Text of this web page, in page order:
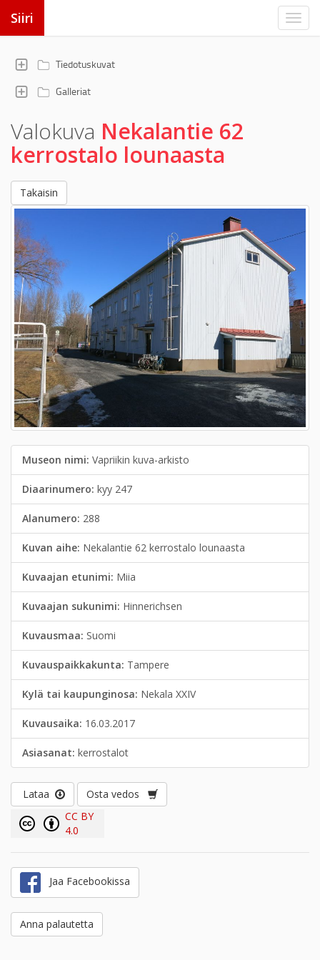
Siiri
Tiedotuskuvat
Galleriat
Valokuva Nekalantie 62
kerrostalo lounaasta
Takaisin
Museon nimi: Vapriikin kuva-arkisto
Diaarinumero: kyy 247
Alanumero: 288
Kuvan aihe: Nekalantie 62 kerrostalo lounaasta
Kuvaajan etunimi: Miia
Kuvaajan sukunimi: Hinnerichsen
Kuvausmaa: Suomi
Kuvauspaikkakunta: Tampere
Kylä tai kaupunginosa: Nekala XXIV
Kuvausaika: 16.03.2017
Asiasanat: kerrostalot
Lataa
Osta vedos
CC BY
4.0
Jaa Facebookissa
Anna palautetta